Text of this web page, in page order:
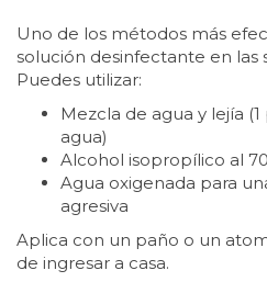
Uno de los métodos más
solución desinfectante en las
Puedes utilizar:
Mezcla de agua y lejía
agua)
Alcohol isopropílico al
Agua oxigenada para
agresiva
Aplica con un paño o un
de ingresar a casa.